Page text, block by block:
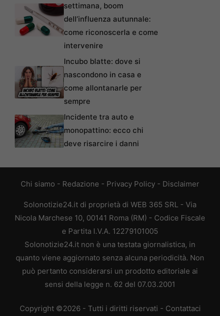
settimana, boom
dell’influenza autunnale:
come riconoscerla e come
intervenire
Incubo blatte: dove si
nascondono in casa e
come allontanarle per
sempre
Incidente tra auto e
monopattino: ecco chi
deve risarcire i danni
Chi siamo - Redazione - Privacy Policy - Disclaimer
Solonotizie24.it di proprietà di WEB 365 SRL - Via
Nicola Marchese 10, 00141 Roma (RM) - Codice Fiscale
e Partita I.V.A. 12279101005
Solonotizie24.it non è una testata giornalistica, in
quanto viene aggiornato senza alcuna periodicità. Non
può pertanto considerarsi un prodotto editoriale ai
sensi della legge n. 62 del 07.03.2001
Copyright ©2026 - Tutti i diritti riservati - Contattaci